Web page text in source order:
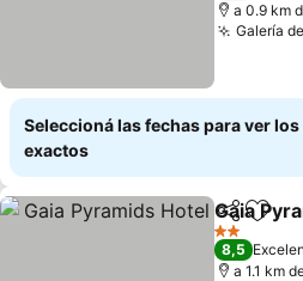
a 0.9 km
Galería
Seleccioná las fechas para ver
exactos
Compartir
Gaia
2 Estrellas
8,5
a 1.1 km